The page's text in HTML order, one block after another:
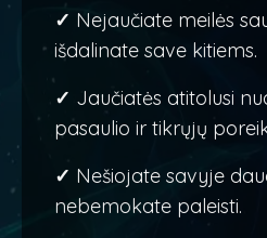
✓ Nejaučiate meilės
išdalinate save kitiems.
✓ Jaučiatės atitolusi
pasaulio ir tikrųjų
✓ Nešiojate savyje
nebemokate paleisti.